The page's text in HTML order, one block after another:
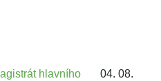
hlavního
04. 08.